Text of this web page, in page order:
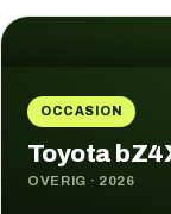
OCCASION
Toyota
OVERIG · 2026